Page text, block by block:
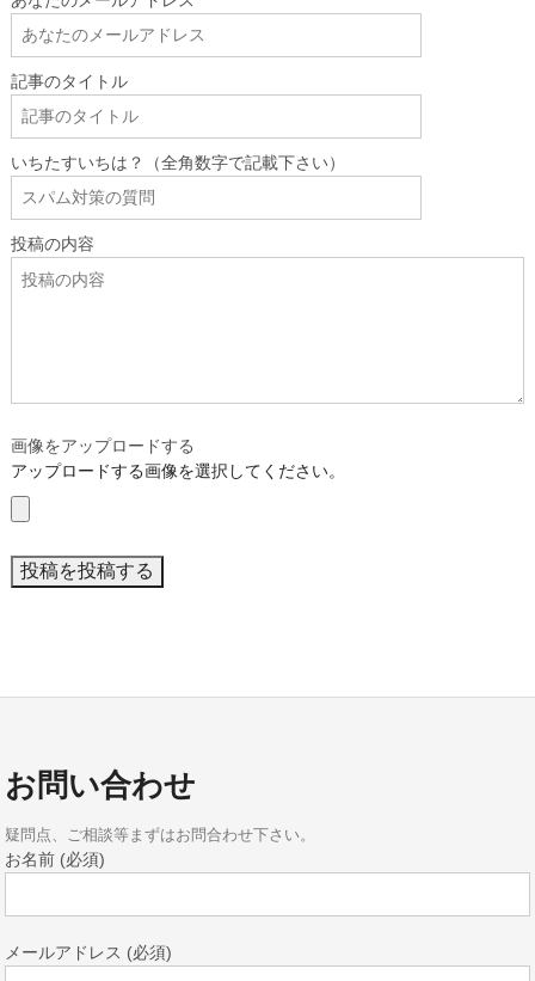
記事のタイトル
いちたすいちは？（全角数字で記載下さい）
投稿の内容
画像をアップロードする
アップロードする画像を選択してください。
お問い合わせ
疑問点、ご相談等まずはお問合わせ下さい。
お名前 (必須)
メールアドレス (必須)